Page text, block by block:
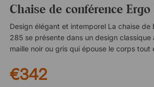
Chaise de conférence Ergo
Design élégant et intemporel La chaise de
285 se présente dans un design classique
maille noir ou gris qui épouse le corps tout
qui lie le design et donne à la chaise un
intemporel. Confortablement assis tout au
€342